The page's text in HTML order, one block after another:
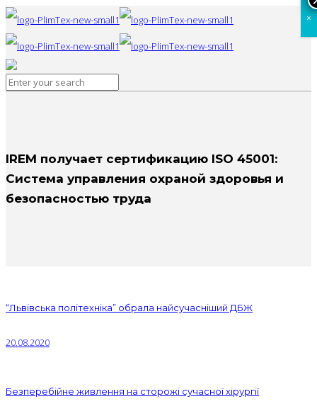
IREM получает сертификацию ISO 45001:
Система управления охраной здоровья и
безопасностью труда
“Львівська політехніка” обрала найсучасніший ДБЖ
20.08.2020
Безперебійне живлення на сторожі сучасної хірургії
×